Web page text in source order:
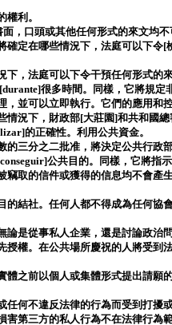
權利。
，口頭或其他任何形式的來文均
確定在哪些情況下，法庭可以下令
下，法庭可以下令干預任何形式的
很多時間。同樣，它將規
，並可以立即執行。它們的應用和
情況下，財政部[大莊園]和共和國
的正確性。利用公共資金。
的三分之二批准，將決定公共行政
公共目的。同樣，它將指
竊取的信件或獲得的信息均不會產生
的結社。任何人都不得成為任何協會
論是從事私人企業，還是討論政治
授權。在公共場所慶祝的人將受到法
體之前以個人或集體形式提出請願
任何不違反法律的行為而受到打擾或
害第三方的私人行為不在法律行為範